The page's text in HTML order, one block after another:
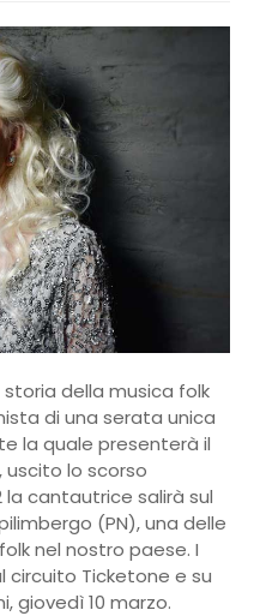
storia della musica folk
di una serata unica
la quale presenterà il
uscito lo scorso
la cantautrice salirà sul
(PN), una delle
nel nostro paese. I
circuito Ticketone e su
giovedì 10 marzo.